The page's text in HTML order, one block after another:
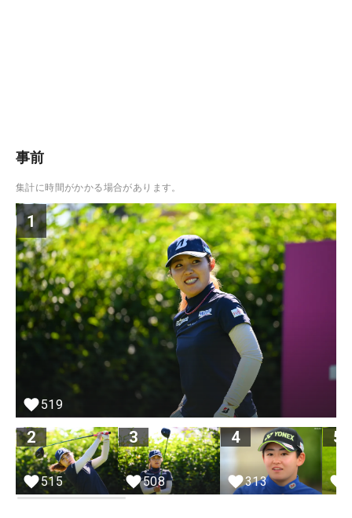
事前
集計に時間がかかる場合があります。
1
519
2
515
3
508
4
313
5